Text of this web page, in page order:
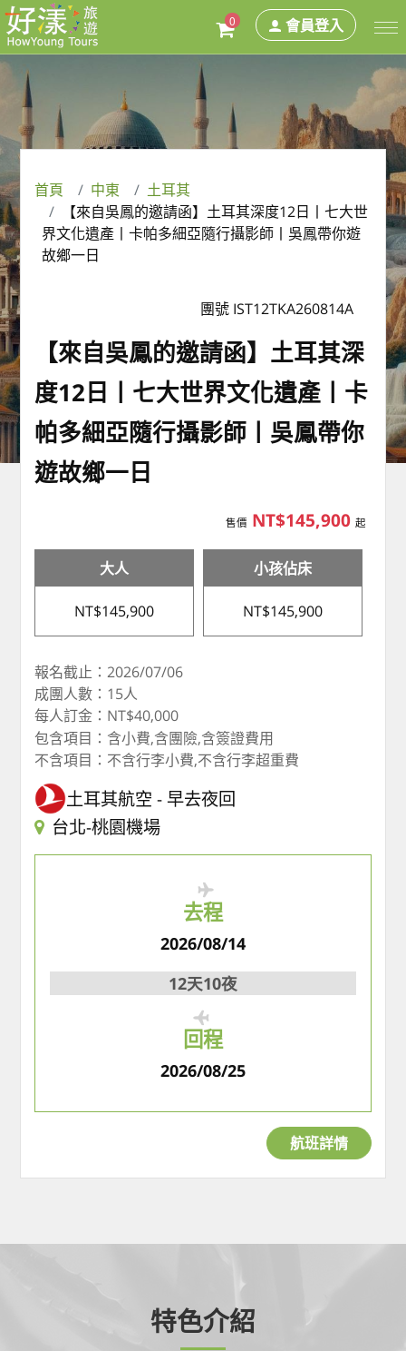
0 會員登入
首頁 中東
土耳其
【來自吳鳳的邀請函】土耳其深度12日丨七大世
界文化遺產丨卡帕多細亞隨行攝影師丨吳鳳帶你遊
故鄉一日
團號 IST12TKA260814A
【來自吳鳳的邀請函】土耳其深
度12日丨七大世界文化遺產丨卡
帕多細亞隨行攝影師丨吳鳳帶你
遊故鄉一日
售價 NT$145,900 起
大人
NT$145,900
小孩佔床
NT$145,900
報名截止：2026/07/06
成團人數：15人
每人訂金：NT$40,000
包含項目：含小費,含團險,含簽證費用
不含項目：不含行李小費,不含行李超重費
土耳其航空
早去夜回
台北-桃園機場
去程
2026/08/14
12天10夜
回程
2026/08/25
航班詳情
特色介紹